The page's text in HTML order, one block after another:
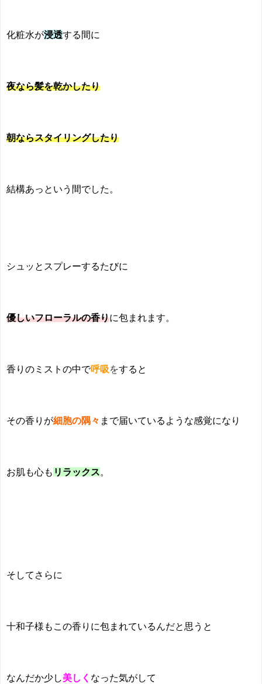
化粧水が浸透する間に
夜なら髪を乾かしたり
朝ならスタイリングしたり
結構あっという間でした。
シュッとスプレーするたびに
優しいフローラルの香りに包まれます。
香りのミストの中で呼吸をすると
その香りが細胞の隅々 まで届いているような感覚になり
お肌も心も リラックス。
そしてさらに
十和子様もこの香りに包まれているんだと思うと
なんだか少し美しく なった気がして